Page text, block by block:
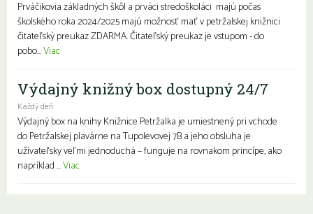
Prváčikovia základných škôl a prváci stredoškoláci majú počas
školského roka 2024/2025 majú možnosť mať v petržalskej knižnici
čitateľský preukaz ZDARMA. Čitateľský preukaz je vstupom - do
pobo...Viac
Výdajný knižný box dostupný 24/7
Každý deň
Výdajný box na knihy Knižnice Petržalka je umiestnený pri vchode
do Petržalskej plavárne na Tupolevovej 7B a jeho obsluha je
užívateľsky veľmi jednoduchá – funguje na rovnakom princípe, ako
napríklad ...Viac